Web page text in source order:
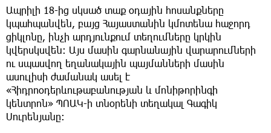
Ապրիլի 18-ից սկսած տաք օդային հոսանքները
կպահպանվեն, բայց Հայաստանին կմոտենա հաջորդ
ցիկլոնը, ինչի արդյունքում տեղումները կրկին
կվերսկսվեն: Այս մասին գարնանային վարարումների
ու սպասվող եղանակային պայմանների մասին
ասուլիսի ժամանակ ասել է
«Հիդրոօդերևութաբանության և մոնիթորինգի
կենտրոն» ՊՈԱԿ-ի տնօրենի տեղակալ Գագիկ
Սուրենյանը: